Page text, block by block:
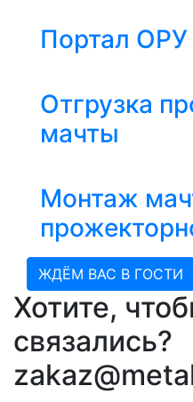
Портал ОРУ
Отгрузка
мачты
Монтаж
ЖДЁМ ВАС В ГОСТИ
Хотите,
связались?